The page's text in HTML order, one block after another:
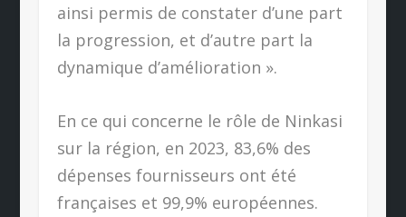
ainsi permis de constater d’une part
la progression, et d’autre part la
dynamique d’amélioration ».
En ce qui concerne le rôle de Ninkasi
sur la région, en 2023, 83,6% des
dépenses fournisseurs ont été
françaises et 99,9% européennes.